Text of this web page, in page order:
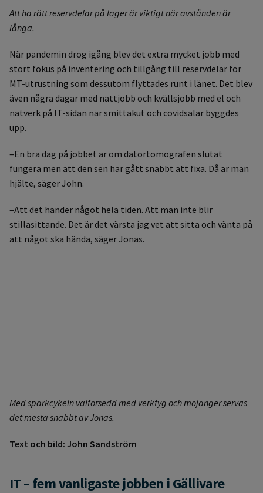
Att ha rätt reservdelar på lager är viktigt när avstånden är
långa.
När pandemin drog igång blev det extra mycket jobb med
stort fokus på inventering och tillgång till reservdelar för
MT-utrustning som dessutom flyttades runt i länet. Det blev
även några dagar med nattjobb och kvällsjobb med el och
nätverk på IT-sidan när smittakut och covidsalar byggdes
upp.
–En bra dag på jobbet är om datortomografen slutat
fungera men att den sen har gått snabbt att fixa. Då är man
hjälte, säger John.
–Att det händer något hela tiden. Att man inte blir
stillasittande. Det är det värsta jag vet att sitta och vänta på
att något ska hända, säger Jonas.
Med sparkcykeln välförsedd med verktyg och mojänger servas
det mesta snabbt av Jonas.
Text och bild: John Sandström
IT – fem vanligaste jobben i Gällivare